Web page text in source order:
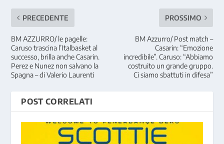
PRECEDENTE
BM AZZURRO/ le pagelle:
Caruso trascina l’Italbasket al
successo, brilla anche Casarin.
Perez e Nunez non salvano la
Spagna – di Valerio Laurenti
PROSSIMO
BM Azzurro/ Post match –
Casarin: “Emozione
incredibile”. Caruso: “Abbiamo
costruito un grande gruppo.
Ci siamo sbattuti in difesa”
POST CORRELATI